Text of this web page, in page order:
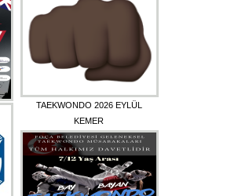
TAEKWONDO 2026 EYLÜL
KEMER